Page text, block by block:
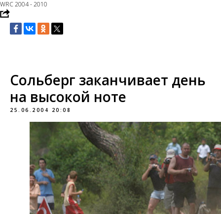
WRC 2004 - 2010
Сольберг заканчивает день
на высокой ноте
25.06.2004 20:08